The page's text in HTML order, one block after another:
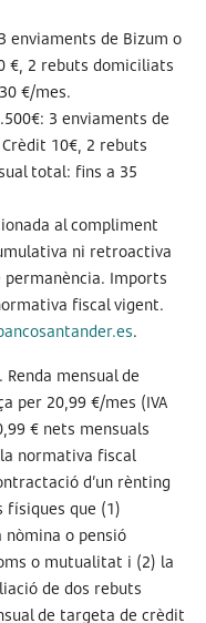
enviaments de Bizum o
€, 2 rebuts domiciliats
€/mes.
3 enviaments de
10€, 2 rebuts
total: fins a 35
al compliment
ni retroactiva
permanència. Imports
fiscal vigent.
.
mensual de
per 20,99 €/mes (IVA
€ nets mensuals
normativa fiscal
d’un rènting
físiques que (1)
o pensió
o mutualitat i (2) la
de dos rebuts
de targeta de crèdit